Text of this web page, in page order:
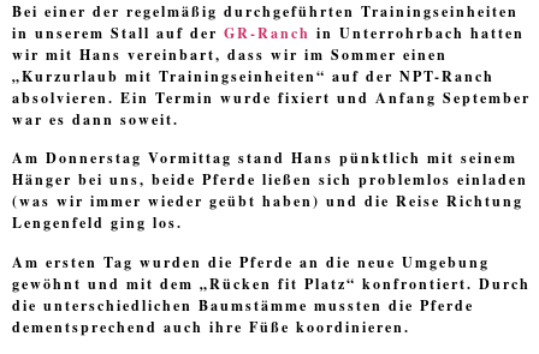
Bei einer der regelmäßig durchgeführten Trainingseinheiten
in unserem Stall auf der GR-Ranch in Unterrohrbach hatten
wir mit Hans vereinbart, dass wir im Sommer einen
„Kurzurlaub mit Trainingseinheiten“ auf der NPT-Ranch
absolvieren. Ein Termin wurde fixiert und Anfang September
war es dann soweit.
Am Donnerstag Vormittag stand Hans pünktlich mit seinem
Hänger bei uns, beide Pferde ließen sich problemlos einladen
(was wir immer wieder geübt haben) und die Reise Richtung
Lengenfeld ging los.
Am ersten Tag wurden die Pferde an die neue Umgebung
gewöhnt und mit dem „Rücken fit Platz“ konfrontiert. Durch
die unterschiedlichen Baumstämme mussten die Pferde
dementsprechend auch ihre Füße koordinieren.